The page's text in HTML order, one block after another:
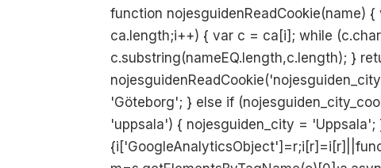
function nojesguidenReadCookie(name)
ca.length;i++) { var c = ca[i]; while
c.substring(nameEQ.length,c.length); }
'Göteborg'; } else if
'uppsala') { nojesguiden_city =